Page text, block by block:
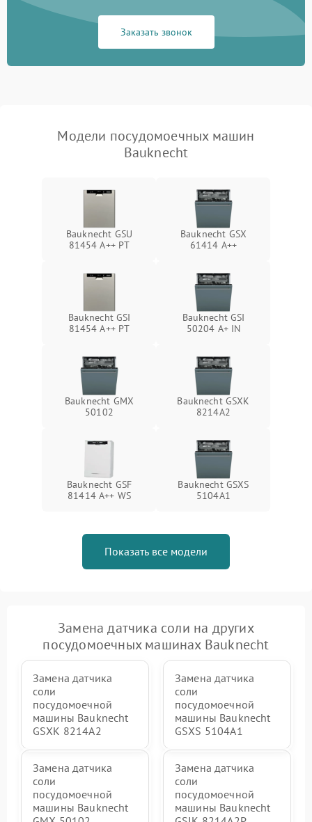
Сбои в работе таймера 1700 ₽
Заказать звонок
Модели посудомоечных машин
Bauknecht
Bauknecht GSU
81454 A++ PT
Bauknecht GSX
61414 A++
Bauknecht GSI
81454 A++ PT
Bauknecht GSI
50204 A+ IN
Bauknecht GMX
50102
Bauknecht GSXK
8214A2
Bauknecht GSF
81414 A++ WS
Bauknecht GSXS
5104A1
Показать все модели
Замена датчика соли на других
посудомоечных машинах Bauknecht
Замена датчика
соли
посудомоечной
машины Bauknecht
GSXK 8214A2
Замена датчика
соли
посудомоечной
машины Bauknecht
GSXS 5104A1
Замена датчика
соли
посудомоечной
машины Bauknecht
Замена датчика
соли
посудомоечной
машины Bauknecht